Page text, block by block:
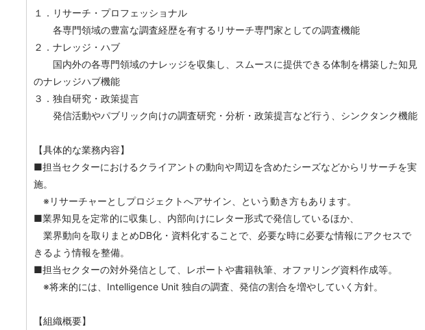
１．リサーチ・プロフェッショナル
各専門領域の豊富な調査経歴を有するリサーチ専門家としての調査機能
２．ナレッジ・ハブ
国内外の各専門領域のナレッジを収集し、スムースに提供できる体制を構築した知見
のナレッジハブ機能
３．独自研究・政策提言
発信活動やパブリック向けの調査研究・分析・政策提言など行う、シンクタンク機能
【具体的な業務内容】
■担当セクターにおけるクライアントの動向や周辺を含めたシーズなどからリサーチを実
施。
※リサーチャーとしプロジェクトへアサイン、という動き⽅もあります。
■業界知⾒を定常的に収集し、内部向けにレター形式で発信しているほか、
業界動向を取りまとめDB化・資料化することで、必要な時に必要な情報にアクセスで
きるよう情報を整備。
■担当セクターの対外発信として、レポートや書籍執筆、オファリング資料作成等。
※将来的には、Intelligence Unit 独⾃の調査、発信の割合を増やしていく方針。
【組織概要】